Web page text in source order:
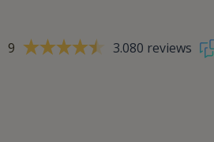
9 3.080 reviews